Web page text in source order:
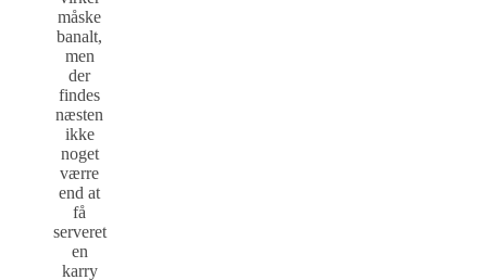
måske
banalt,
men
der
findes
næsten
ikke
noget
værre
end at
få
serveret
en
karry